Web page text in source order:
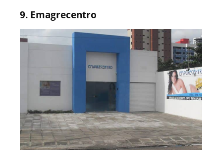
9. Emagrecentro